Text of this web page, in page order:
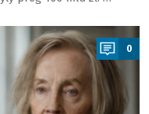
0